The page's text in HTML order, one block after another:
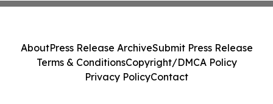
AboutPress Release ArchiveSubmit Press Release
Terms & ConditionsCopyright/DMCA Policy
Privacy PolicyContact